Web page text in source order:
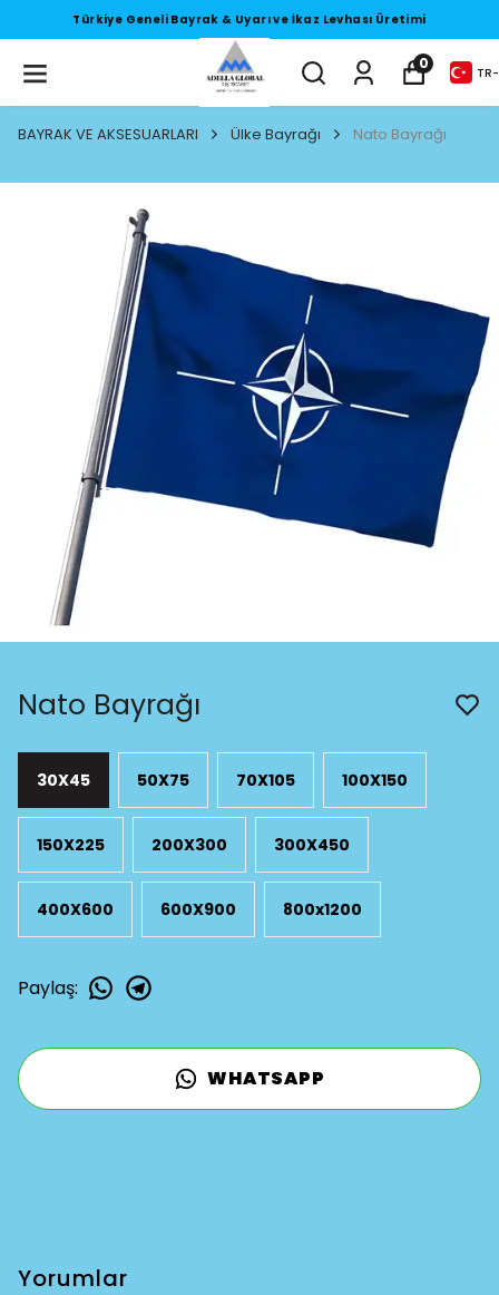
Türkiye Geneli Bayrak & Uyarı ve İkaz Levhası Üretimi
0
TR-
BAYRAK VE AKSESUARLARI Ülke Bayrağı Nato Bayrağı
Nato Bayrağı
30X45 50X75 70X105 100X150
150X225 200X300 300X450
400X600 600X900 800x1200
Paylaş:
WHATSAPP
Yorumlar